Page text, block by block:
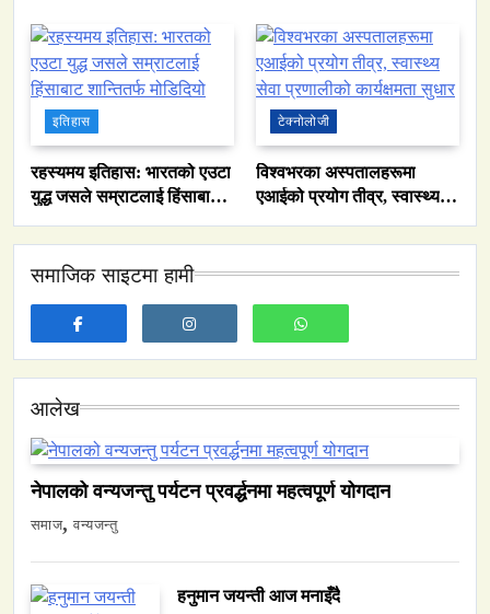
इतिहास
रहस्यमय इतिहास: भारतको एउटा
युद्ध जसले सम्राटलाई हिंसाबाट
टेक्नोलोजी
विश्वभरका अस्पतालहरूमा
एआईको प्रयोग तीव्र, स्वास्थ्य
समाजिक साइटमा हामी
आलेख
नेपालको वन्यजन्तु पर्यटन प्रवर्द्धनमा महत्वपूर्ण योगदान
समाज वन्यजन्तु
हनुमान जयन्ती आज मनाइँदै
समाज
नेपालमा युनिफिकेशन चर्चको सम्बन्ध उजागर